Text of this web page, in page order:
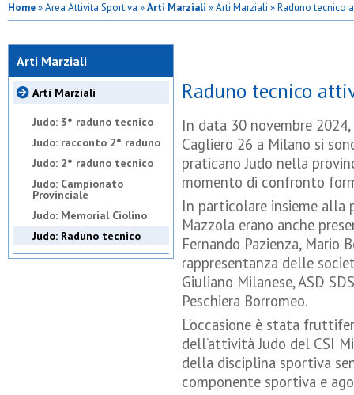
Home» Area Attivita Sportiva »Arti Marziali » Arti Marziali » Raduno tecnico
Arti Marziali
Arti Marziali
Judo: 3° raduno tecnico
Judo: racconto 2° raduno
Judo: 2° raduno tecnico
Judo: Campionato
Provinciale
Judo: Memorial Ciolino
Judo: Raduno tecnico
Raduno tecnico
In data 30 novembre
Cagliero 26 a Milano si
praticano Judo nella
momento di confronto
In particolare insieme alla
Mazzola erano anche
Fernando Pazienza, Mario
rappresentanza delle
Giuliano Milanese, ASD
Peschiera Borromeo.
L'occasione è stata
dell’attività Judo del CSI
della disciplina sportiva
componente sportiva e